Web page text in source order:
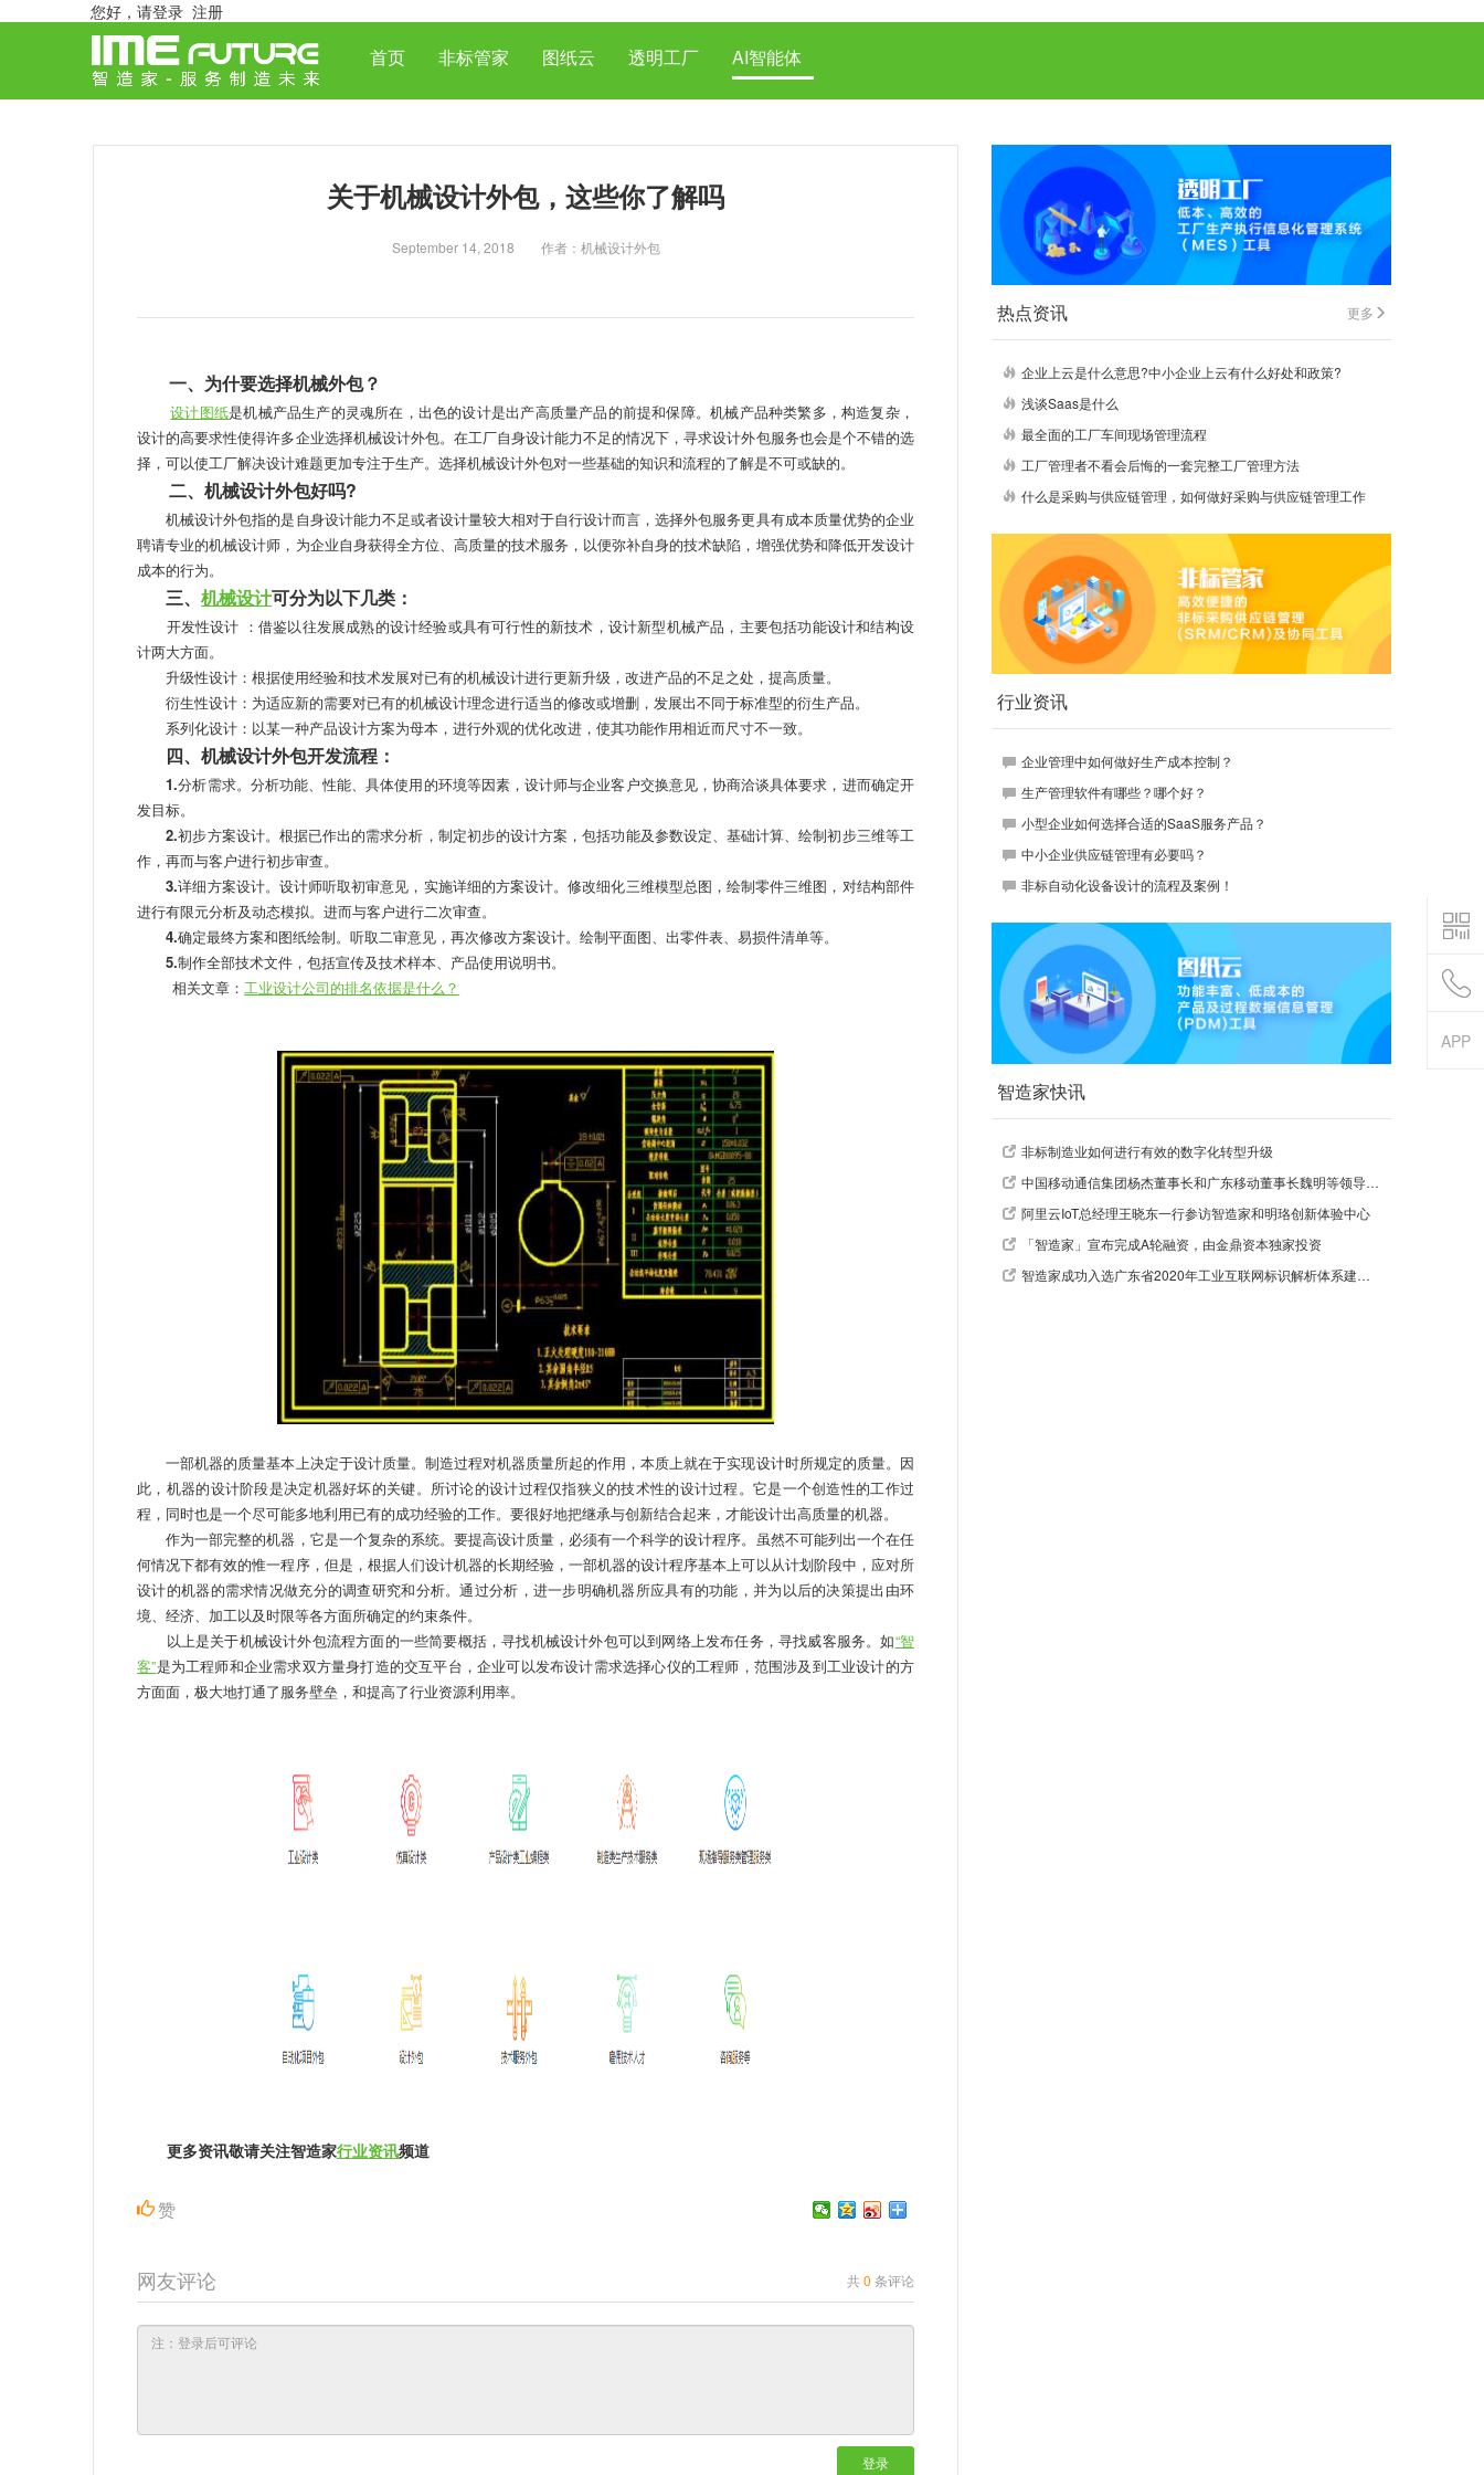
您好， 请登录 注册
首页 非标管家 图纸云 透明工厂 AI智能体
关于机械设计外包，这些你了解吗
September 14, 2018 作者：机械设计外包
一、为什要选择机械外包？
设计图纸是机械产品生产的灵魂所在，出色的设计是出产高质量产品的前提和保障。机械产品种类繁多，构造复杂，
设计的高要求性使得许多企业选择机械设计外包。在工厂自身设计能力不足的情况下，寻求设计外包服务也会是个不错的选
择，可以使工厂解决设计难题更加专注于生产。选择机械设计外包对一些基础的知识和流程的了解是不可或缺的。
二、机械设计外包好吗?
机械设计外包指的是自身设计能力不足或者设计量较大相对于自行设计而言，选择外包服务更具有成本质量优势的企业
聘请专业的机械设计师，为企业自身获得全方位、高质量的技术服务，以便弥补自身的技术缺陷，增强优势和降低开发设计
成本的行为。
三、机械设计可分为以下几类：
开发性设计 ：借鉴以往发展成熟的设计经验或具有可行性的新技术，设计新型机械产品，主要包括功能设计和结构设
计两大方面。
升级性设计：根据使用经验和技术发展对已有的机械设计进行更新升级，改进产品的不足之处，提高质量。
衍生性设计：为适应新的需要对已有的机械设计理念进行适当的修改或增删，发展出不同于标准型的衍生产品。
系列化设计：以某一种产品设计方案为母本，进行外观的优化改进，使其功能作用相近而尺寸不一致。
四、机械设计外包开发流程：
1.分析需求。分析功能、性能、具体使用的环境等因素，设计师与企业客户交换意见，协商洽谈具体要求，进而确定开
发目标。
2.初步方案设计。根据已作出的需求分析，制定初步的设计方案，包括功能及参数设定、基础计算、绘制初步三维等工
作，再而与客户进行初步审查。
3.详细方案设计。设计师听取初审意见，实施详细的方案设计。修改细化三维模型总图，绘制零件三维图，对结构部件
进行有限元分析及动态模拟。进而与客户进行二次审查。
4.确定最终方案和图纸绘制。听取二审意见，再次修改方案设计。绘制平面图、出零件表、易损件清单等。
5.制作全部技术文件，包括宣传及技术样本、产品使用说明书。
相关文章：工业设计公司的排名依据是什么？
一部机器的质量基本上决定于设计质量。制造过程对机器质量所起的作用，本质上就在于实现设计时所规定的质量。因
此，机器的设计阶段是决定机器好坏的关键。所讨论的设计过程仅指狭义的技术性的设计过程。它是一个创造性的工作过
程，同时也是一个尽可能多地利用已有的成功经验的工作。要很好地把继承与创新结合起来，才能设计出高质量的机器。
作为一部完整的机器，它是一个复杂的系统。要提高设计质量，必须有一个科学的设计程序。虽然不可能列出一个在任
何情况下都有效的惟一程序，但是，根据人们设计机器的长期经验，一部机器的设计程序基本上可以从计划阶段中，应对所
设计的机器的需求情况做充分的调查研究和分析。通过分析，进一步明确机器所应具有的功能，并为以后的决策提出由环
境、经济、加工以及时限等各方面所确定的约束条件。
以上是关于机械设计外包流程方面的一些简要概括，寻找机械设计外包可以到网络上发布任务，寻找威客服务。如“智
客”是为工程师和企业需求双方量身打造的交互平台，企业可以发布设计需求选择心仪的工程师，范围涉及到工业设计的方
方面面，极大地打通了服务壁垒，和提高了行业资源利用率。
更多资讯敬请关注智造家行业资讯频道
赞
网友评论 共0 条评论
登录
热点资讯 更多
企业上云是什么意思?中小企业上云有什么好处和政策?
浅谈Saas是什么
最全面的工厂车间现场管理流程
工厂管理者不看会后悔的一套完整工厂管理方法
什么是采购与供应链管理，如何做好采购与供应链管理工作
行业资讯
企业管理中如何做好生产成本控制？
生产管理软件有哪些？哪个好？
小型企业如何选择合适的SaaS服务产品？
中小企业供应链管理有必要吗？
非标自动化设备设计的流程及案例！
智造家快讯
非标制造业如何进行有效的数字化转型升级
中国移动通信集团杨杰董事长和广东移动董事长魏明等领导莅临指导
阿里云IoT总经理王晓东一行参访智造家和明珞创新体验中心
「智造家」宣布完成A轮融资，由金鼎资本独家投资
智造家成功入选广东省2020年工业互联网标识解析体系建设引导资金支持项目
APP